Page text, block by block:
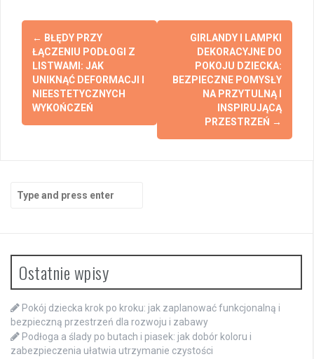
Post
navigation
← BŁĘDY PRZY
ŁĄCZENIU PODŁOGI Z
LISTWAMI: JAK
UNIKNĄĆ DEFORMACJI I
NIEESTETYCZNYCH
WYKOŃCZEŃ
GIRLANDY I LAMPKI
DEKORACYJNE DO
POKOJU DZIECKA:
BEZPIECZNE POMYSŁY
NA PRZYTULNĄ I
INSPIRUJĄCĄ
PRZESTRZEŃ →
Search
for:
Ostatnie wpisy
Pokój dziecka krok po kroku: jak zaplanować funkcjonalną i
bezpieczną przestrzeń dla rozwoju i zabawy
Podłoga a ślady po butach i piasek: jak dobór koloru i
zabezpieczenia ułatwia utrzymanie czystości